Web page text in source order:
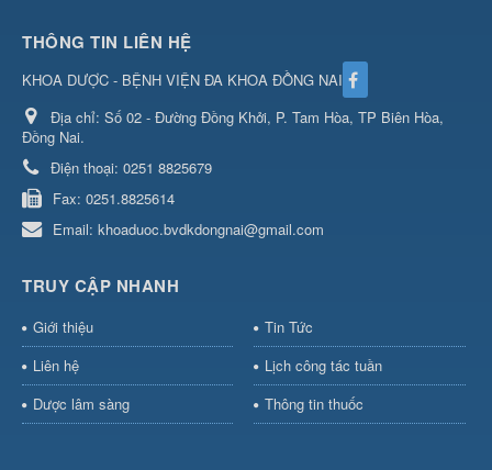
THÔNG TIN LIÊN HỆ
KHOA DƯỢC - BỆNH VIỆN ĐA KHOA ĐỒNG NAI
Địa chỉ: Số 02 - Đường Đồng Khởi, P. Tam Hòa, TP Biên Hòa,
Đồng Nai.
Điện thoại: 0251 8825679
Fax: 0251.8825614
Email: khoaduoc.bvdkdongnai@gmail.com
TRUY CẬP NHANH
Giới thiệu
Tin Tức
Liên hệ
Lịch công tác tuần
Dược lâm sàng
Thông tin thuốc